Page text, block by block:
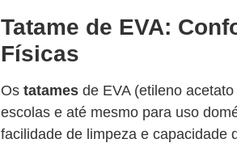
Tatame de EVA:
Físicas
Ostatames de EVA (etileno
escolas e até mesmo para uso
facilidade de limpeza e capacidade